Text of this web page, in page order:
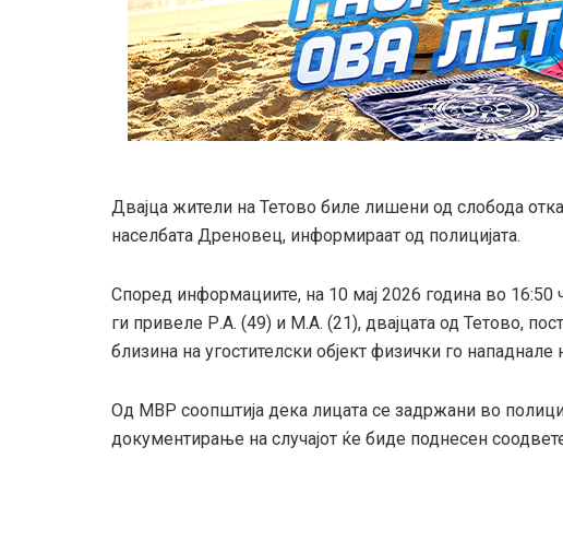
Двајца жители на Тетово биле лишени од слобода
населбата Дреновец, информираат од полицијата.
Според информациите, на 10 мај 2026 година во
ги привеле Р.А. (49) и М.А. (21), двајцата од Тетово,
близина на угостителски објект физички го
Од МВР соопштија дека лицата се задржани во
документирање на случајот ќе биде поднесен